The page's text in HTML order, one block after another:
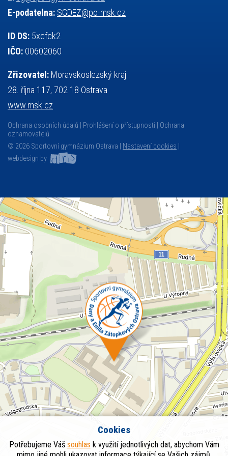
E-podatelna: SGDEZ@po-msk.cz
ID DS: 5xcfck2
IČO: 00602060
Zřizovatel: Moravskoslezský kraj
28. října 117, 702 18 Ostrava
www.msk.cz
Ochrana osobních údajů Prohlášení o přístupnosti
Ochrana
oznamovatelů
© 2026 Sportovní gymnázium Ostrava |
Nastavení cookies
webdesign by
Cookies
Potřebujeme Váš souhlas k využití jednotlivých dat, abychom Vám